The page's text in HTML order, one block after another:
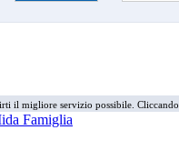
il migliore servizio possibile.